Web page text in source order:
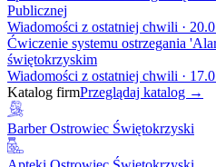
Publicznej
Wiadomości z ostatniej chwili ·
Ćwiczenie systemu ostrzegania
świętokrzyskim
Wiadomości z ostatniej chwili ·
Katalog firmPrzeglądaj katalog →
Barber Ostrowiec Świętokrzyski